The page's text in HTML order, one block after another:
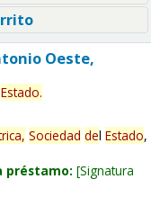
Oeste,
Estado.
Sociedad del Estado,
préstamo: Signatura